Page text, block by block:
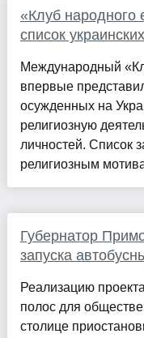
«Клуб народного
список
Международный
впервые
осужденных на
религиозную
личностей. Список
религиозным
Губернатор
запуска
Реализацию
полос для
столице